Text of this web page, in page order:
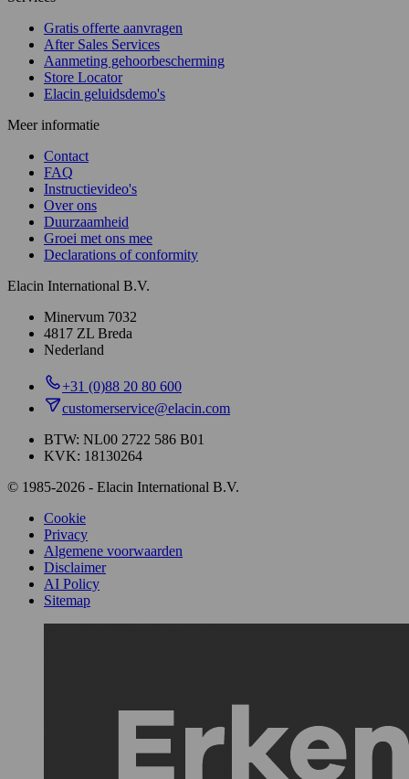
Gratis offerte aanvragen
After Sales Services
Aanmeting gehoorbescherming
Store Locator
Elacin geluidsdemo's
Meer informatie
Contact
FAQ
Instructievideo's
Over ons
Duurzaamheid
Groei met ons mee
Declarations of conformity
Elacin International B.V.
Minervum 7032
4817 ZL Breda
Nederland
+31 (0)88 20 80 600
customerservice@elacin.com
BTW: NL00 2722 586 B01
KVK: 18130264
© 1985-2026 - Elacin International B.V.
Cookie
Privacy
Algemene voorwaarden
Disclaimer
AI Policy
Sitemap